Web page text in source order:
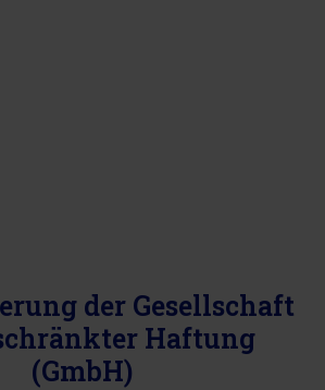
der Gesellschaft
Haftung
(GmbH)